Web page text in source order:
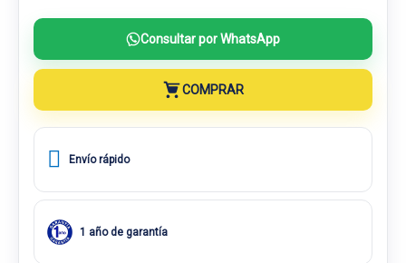
Consultar por WhatsApp
COMPRAR
Envío rápido
1 año de garantía